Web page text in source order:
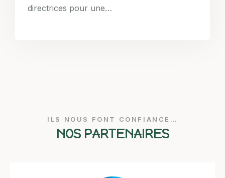
directrices pour une…
ILS NOUS FONT CONFIANCE…
NOS PARTENAIRES